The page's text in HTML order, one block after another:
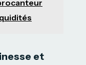
et